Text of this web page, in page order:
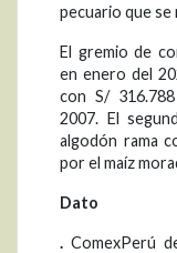
pecuario que se
El gremio de
en enero del
con S/
2007. El
algodón rama
por el maíz
Dato
. ComexPerú